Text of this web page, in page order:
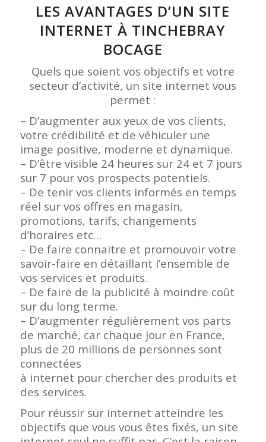
LES AVANTAGES D’UN SITE
INTERNET À TINCHEBRAY
BOCAGE
Quels que soient vos objectifs et votre
secteur d’activité, un site internet vous
permet :
– D’augmenter aux yeux de vos clients,
votre crédibilité et de véhiculer une
image positive, moderne et dynamique.
– D’être visible 24 heures sur 24 et 7 jours
sur 7 pour vos prospects potentiels.
– De tenir vos clients informés en temps
réel sur vos offres en magasin,
promotions, tarifs, changements
d’horaires etc…
– De faire connaitre et promouvoir votre
savoir-faire en détaillant l’ensemble de
vos services et produits.
– De faire de la publicité à moindre coût
sur du long terme.
– D’augmenter régulièrement vos parts
de marché, car chaque jour en France,
plus de 20 millions de personnes sont
connectées
à internet pour chercher des produits et
des services.
Pour réussir sur internet atteindre les
objectifs que vous vous êtes fixés, un site